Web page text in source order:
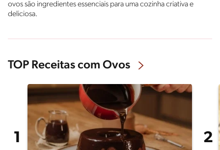
ovos são ingredientes essenciais para uma cozinha criativa e
deliciosa.
TOP Receitas com Ovos